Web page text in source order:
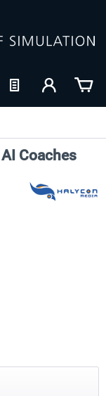
2 Downloadpack Vol.
Coaches